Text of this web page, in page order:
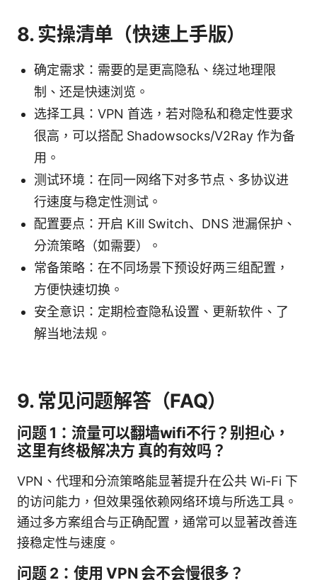
8. 实操清单（快速上手版）
确定需求：需要的是更高隐私、绕过地理限
制、还是快速浏览。
选择工具：VPN 首选，若对隐私和稳定性要求
很高，可以搭配 Shadowsocks/V2Ray 作为备
用。
测试环境：在同一网络下对多节点、多协议进
行速度与稳定性测试。
配置要点：开启 Kill Switch、DNS 泄漏保护、
分流策略（如需要）。
常备策略：在不同场景下预设好两三组配置，
方便快速切换。
安全意识：定期检查隐私设置、更新软件、了
解当地法规。
9. 常见问题解答（FAQ）
问题 1：流量可以翻墙wifi不行？别担心，
这里有终极解决方 真的有效吗？
VPN、代理和分流策略能显著提升在公共 Wi-Fi 下
的访问能力，但效果强依赖网络环境与所选工具。
通过多方案组合与正确配置，通常可以显著改善连
接稳定性与速度。
问题 2：使用 VPN 会不会慢很多？